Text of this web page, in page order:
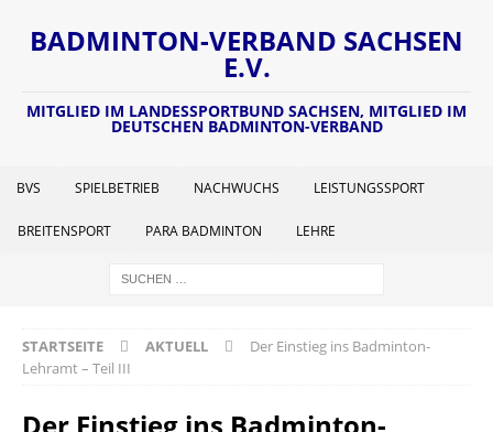
BADMINTON-VERBAND SACHSEN
E.V.
MITGLIED IM LANDESSPORTBUND SACHSEN, MITGLIED IM
DEUTSCHEN BADMINTON-VERBAND
BVS SPIELBETRIEB NACHWUCHS LEISTUNGSSPORT
BREITENSPORT PARA BADMINTON LEHRE
STARTSEITE AKTUELL
Der Einstieg ins Badminton-
Lehramt – Teil III